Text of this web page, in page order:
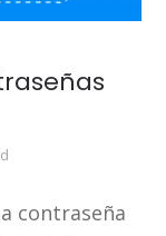
contraseña